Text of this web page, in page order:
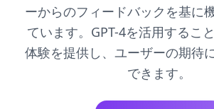
ーからのフィードバックを基に
ています。GPT-4を活用するこ
体験を提供し、ユーザーの期待
できます。